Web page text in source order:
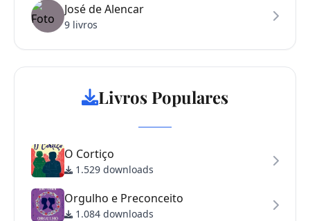
José de Alencar
9 livros
Livros Populares
O Cortiço
1.529 downloads
Orgulho e Preconceito
1.084 downloads